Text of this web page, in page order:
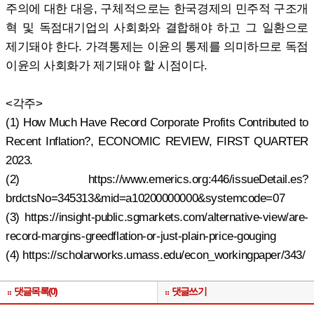
주의에 대한 대응, 구체적으로는 한국경제의 민주적 구조개
혁 및 독점대기업의 사회화와 결합해야 하고 그 일환으로
제기돼야 한다. 가격통제는 이윤의 통제를 의미하므로 독점
이윤의 사회화가 제기돼야 할 시점이다.
<각주>
(1) How Much Have Record Corporate Profits Contributed to
Recent Inflation?, ECONOMIC REVIEW, FIRST QUARTER
2023.
(2) https://www.emerics.org:446/issueDetail.es?
brdctsNo=345313&mid=a10200000000&systemcode=07
(3) https://insight-public.sgmarkets.com/alternative-view/are-
record-margins-greedflation-or-just-plain-price-gouging
(4) https://scholarworks.umass.edu/econ_workingpaper/343/
댓글목록(0) 댓글쓰기